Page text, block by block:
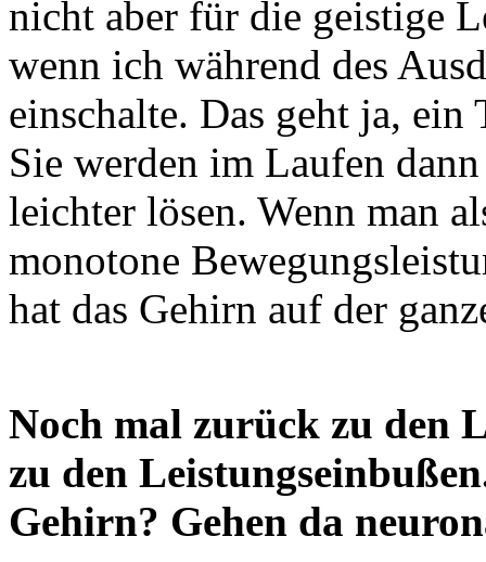
nicht aber für die geistige
wenn ich während des
einschalte. Das geht ja, ein
Sie werden im Laufen
leichter lösen. Wenn man
monotone
hat das Gehirn auf der
Noch mal zurück zu den
zu den
Gehirn? Gehen da